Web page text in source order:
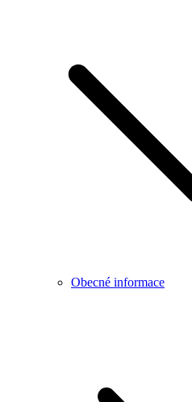
Obecné informace